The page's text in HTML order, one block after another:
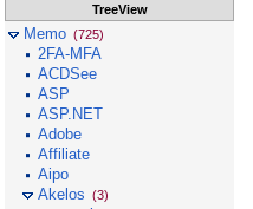
TreeView
Memo (725)
2FA-MFA
ACDSee
ASP
ASP.NET
Adobe
Affiliate
Aipo
Akelos (3)